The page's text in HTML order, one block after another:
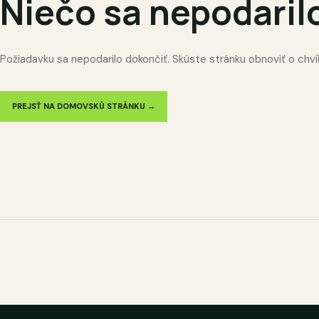
Niečo sa
Požiadavku sa nepodarilo dokončiť. Skúste stránku obnoviť o
PREJSŤ NA DOMOVSKÚ STRÁNKU →